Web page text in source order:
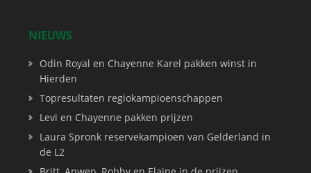
NIEUWS
Odin Royal en Chayenne Karel pakken winst in
Hierden
Topresultaten regiokampioenschappen
Levi en Chayenne pakken prijzen
Laura Spronk reservekampioen van Gelderland in
de L2